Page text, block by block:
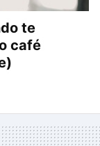
te
café